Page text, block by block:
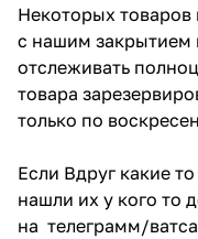
Некоторых товаров
с нашим закрытием
отслеживать
товара
только по
Если Вдруг какие
нашли их у кого то
на телеграмм/